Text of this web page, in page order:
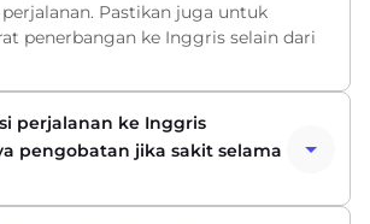
Pastikan juga untuk
penerbangan ke Inggris selain dari
perjalanan ke Inggris
pengobatan jika sakit selama